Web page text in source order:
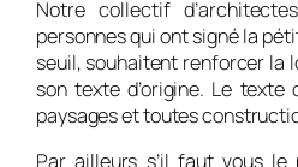
Notre collectif
personnes qui ont signé la
seuil, souhaitent renforcer la
son texte d’origine. Le texte
paysages et toutes
Par ailleurs s’il faut vous le